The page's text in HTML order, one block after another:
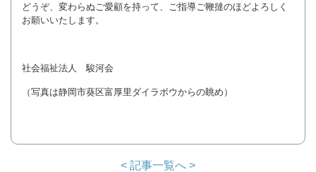
どうぞ、変わらぬご愛顧を持って、ご指導ご鞭撻のほどよろしく
お願いいたします。
社会福祉法人 駿河会
（写真は静岡市葵区富厚里ダイラボウからの眺め）
< 記事一覧へ >